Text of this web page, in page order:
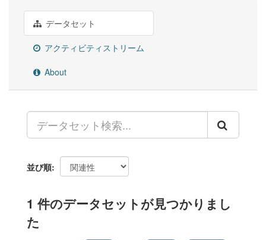
データセット
アクティビティストリーム
About
並び順
1 件のデータセットが見つかりまし
た